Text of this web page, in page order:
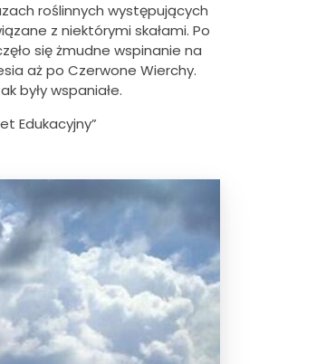
roślinnych występujących
z niektórymi skałami. Po
się żmudne wspinanie na
aż po Czerwone Wierchy.
były wspaniałe.
Edukacyjny”